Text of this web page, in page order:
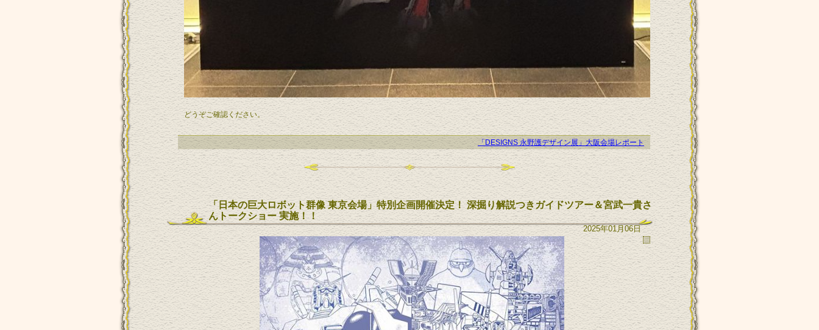
どうぞご確認ください。
「DESIGNS 永野護デザイン展」大阪会場レポート
「日本の巨大ロボット群像 東京会場」特別企画開催決定！ 深掘り解説つきガイドツアー＆宮武一貴さ
んトークショー 実施！！
2025年01月06日